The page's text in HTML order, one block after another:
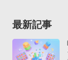
最新記事